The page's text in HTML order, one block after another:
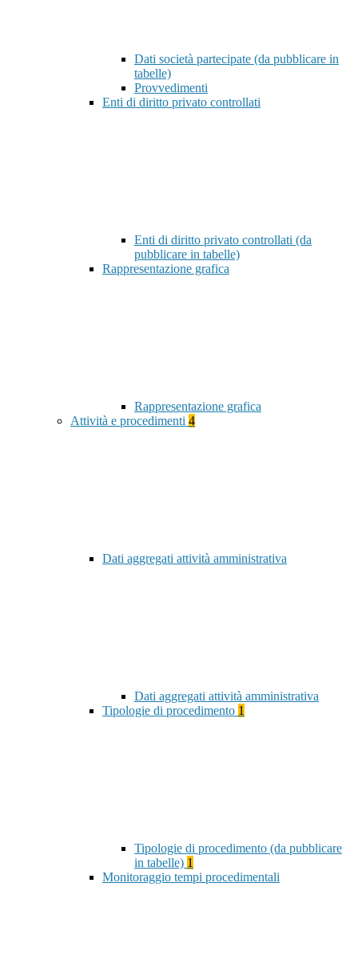
Dati società partecipate (da pubblicare in
tabelle)
Provvedimenti
Enti di diritto privato controllati
Enti di diritto privato controllati (da
pubblicare in tabelle)
Rappresentazione grafica
Rappresentazione grafica
Attività e procedimenti 4
Dati aggregati attività amministrativa
Dati aggregati attività amministrativa
Tipologie di procedimento 1
Tipologie di procedimento (da pubblicare
in tabelle) 1
Monitoraggio tempi procedimentali